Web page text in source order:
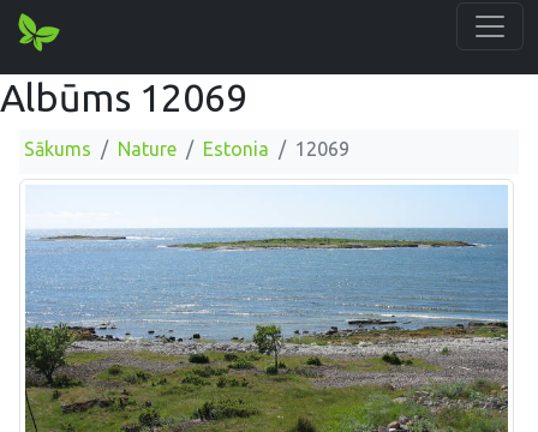
Albūms 12069
Sākums Nature Estonia 12069